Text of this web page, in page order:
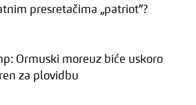
presretačima „patriot“?
Ormuski moreuz biće uskoro
za plovidbu